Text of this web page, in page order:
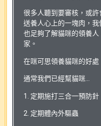
很多人聽到要審核，或
送養人心上的一塊肉，我
也足夠了解貓咪的領養
家。
在咪可思領養貓咪的好處
通常我們已經幫貓咪…
1. 定期施打三合一預防針
2. 定期體內外驅蟲